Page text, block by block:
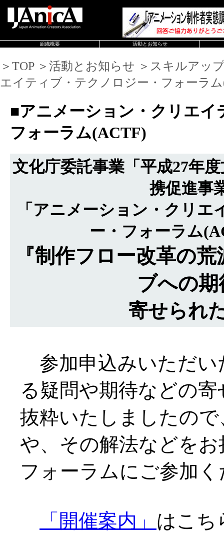
組織概要 活動とお知らせ
＞TOP ＞活動とお知らせ ＞スキルアッ
エイティブ・テクノロジー・フォーラ
■アニメーション・クリエイ
フォーラム(ACTF)
文化庁委託事業「平成27年
携促進事
「アニメーション・クリ
ー・フォーラム
『制作フロー改革の
ブへの期
寄せられ
参加申込みいただい
る疑問や期待などの
抜粋いたしましたの
や、その解法などを
フォーラムにご参加
「開催案内」 はこち